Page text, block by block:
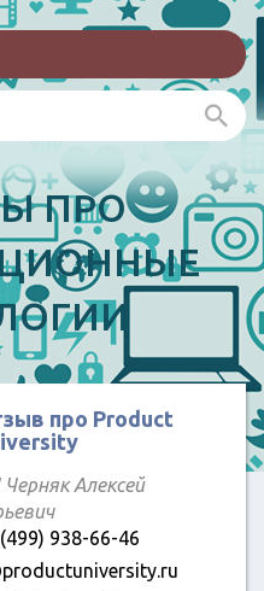
ПРО
про Product
Алексей
938-66-46